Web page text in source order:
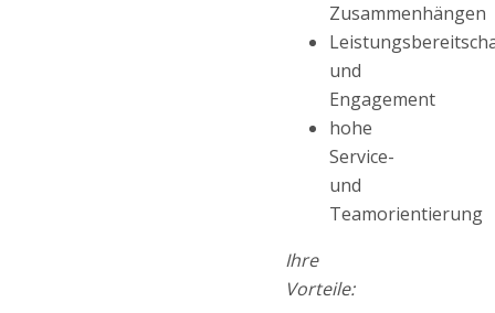
Zusammenhängen
und
Engagement
hohe
Service-
und
Teamorientierung
Ihre
Vorteile: